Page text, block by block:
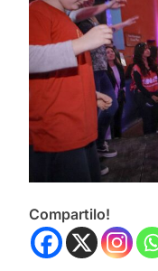
Compartilo!